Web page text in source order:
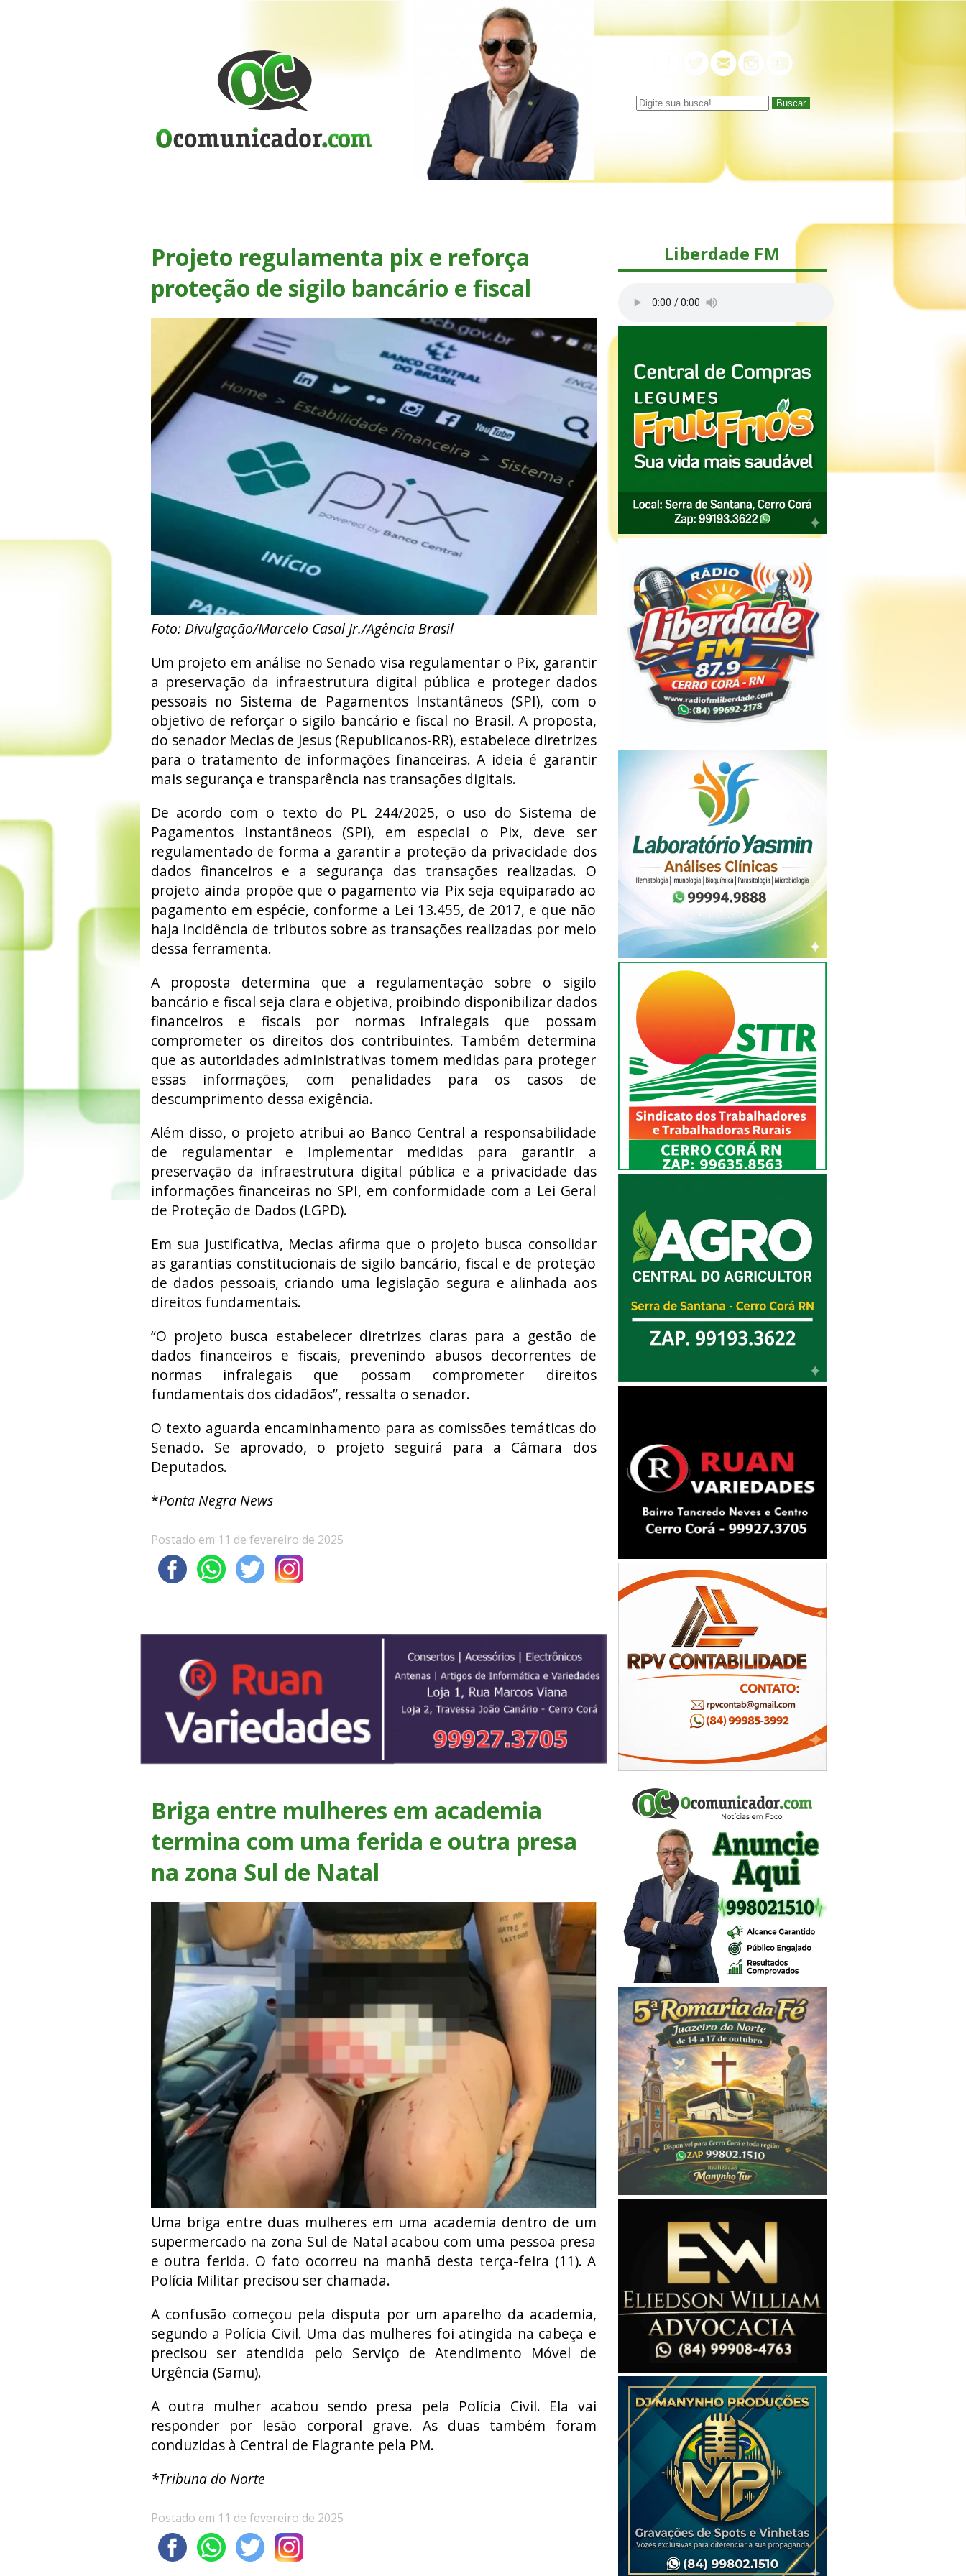
Buscar
Projeto regulamenta pix e reforça
proteção de sigilo bancário e fiscal
Foto: Divulgação/Marcelo Casal Jr./Agência Brasil
Um projeto em análise no Senado visa regulamentar o Pix, garantir
a preservação da infraestrutura digital pública e proteger dados
pessoais no Sistema de Pagamentos Instantâneos (SPI), com o
objetivo de reforçar o sigilo bancário e fiscal no Brasil. A proposta,
do senador Mecias de Jesus (Republicanos-RR), estabelece diretrizes
para o tratamento de informações financeiras. A ideia é garantir
mais segurança e transparência nas transações digitais.
De acordo com o texto do PL 244/2025, o uso do Sistema de
Pagamentos Instantâneos (SPI), em especial o Pix, deve ser
regulamentado de forma a garantir a proteção da privacidade dos
dados financeiros e a segurança das transações realizadas. O
projeto ainda propõe que o pagamento via Pix seja equiparado ao
pagamento em espécie, conforme a Lei 13.455, de 2017, e que não
haja incidência de tributos sobre as transações realizadas por meio
dessa ferramenta.
A proposta determina que a regulamentação sobre o sigilo
bancário e fiscal seja clara e objetiva, proibindo disponibilizar dados
financeiros e fiscais por normas infralegais que possam
comprometer os direitos dos contribuintes. Também determina
que as autoridades administrativas tomem medidas para proteger
essas informações, com penalidades para os casos de
descumprimento dessa exigência.
Além disso, o projeto atribui ao Banco Central a responsabilidade
de regulamentar e implementar medidas para garantir a
preservação da infraestrutura digital pública e a privacidade das
informações financeiras no SPI, em conformidade com a Lei Geral
de Proteção de Dados (LGPD).
Em sua justificativa, Mecias afirma que o projeto busca consolidar
as garantias constitucionais de sigilo bancário, fiscal e de proteção
de dados pessoais, criando uma legislação segura e alinhada aos
direitos fundamentais.
“O projeto busca estabelecer diretrizes claras para a gestão de
dados financeiros e fiscais, prevenindo abusos decorrentes de
normas infralegais que possam comprometer direitos
fundamentais dos cidadãos”, ressalta o senador.
O texto aguarda encaminhamento para as comissões temáticas do
Senado. Se aprovado, o projeto seguirá para a Câmara dos
Deputados.
*Ponta Negra News
Postado em 11 de fevereiro de 2025
Briga entre mulheres em academia
termina com uma ferida e outra presa
na zona Sul de Natal
Uma briga entre duas mulheres em uma academia dentro de um
supermercado na zona Sul de Natal acabou com uma pessoa presa
e outra ferida. O fato ocorreu na manhã desta terça-feira (11). A
Polícia Militar precisou ser chamada.
A confusão começou pela disputa por um aparelho da academia,
segundo a Polícia Civil. Uma das mulheres foi atingida na cabeça e
precisou ser atendida pelo Serviço de Atendimento Móvel de
Urgência (Samu).
A outra mulher acabou sendo presa pela Polícia Civil. Ela vai
responder por lesão corporal grave. As duas também foram
conduzidas à Central de Flagrante pela PM.
*Tribuna do Norte
Postado em 11 de fevereiro de 2025
Liberdade FM